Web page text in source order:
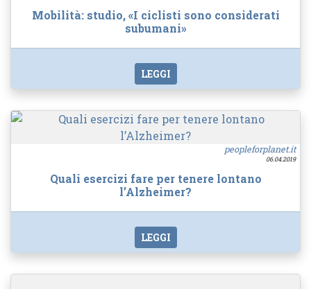
Mobilità: studio, «I ciclisti sono considerati
subumani»
LEGGI
peopleforplanet.it
06.04.2019
Quali esercizi fare per tenere lontano
l’Alzheimer?
LEGGI